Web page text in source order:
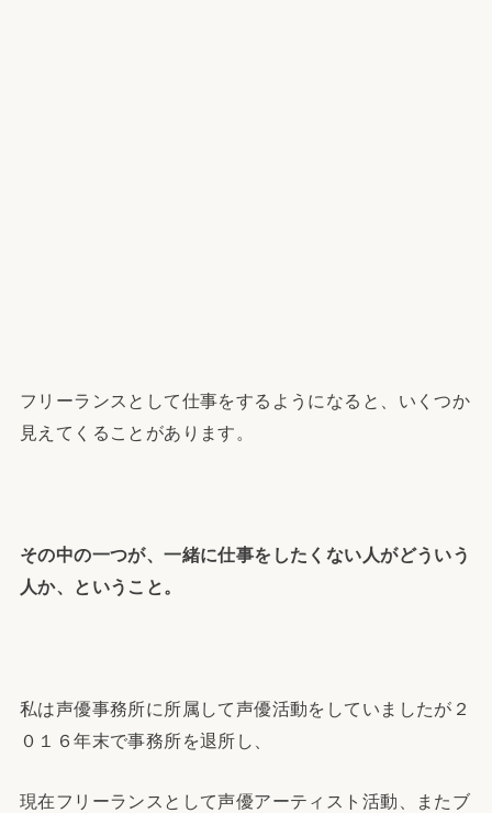
フリーランスとして仕事をするようになると、いくつか
見えてくることがあります。
その中の一つが、一緒に仕事をしたくない人がどういう
人か、ということ。
私は声優事務所に所属して声優活動をしていましたが２
０１６年末で事務所を退所し、
現在フリーランスとして声優アーティスト活動、またブ